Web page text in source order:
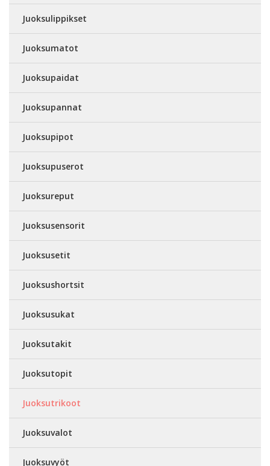
Juoksulippikset
Juoksumatot
Juoksupaidat
Juoksupannat
Juoksupipot
Juoksupuserot
Juoksureput
Juoksusensorit
Juoksusetit
Juoksushortsit
Juoksusukat
Juoksutakit
Juoksutopit
Juoksutrikoot
Juoksuvalot
Juoksuvyöt